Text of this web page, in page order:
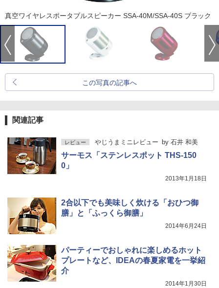
真空ワイヤレスポータブルスピーカー SSA-40M/SSA-40S ブラック
この写真の記事へ
関連記事
レビュー やじうまミニレビュー by 石井 和美
サーモス「ステンレスポット THS-150
0」
2013年1月18日
2合以下でも美味しく炊ける「おひつ御
膳」と「ふっくら御膳」
2014年6月24日
パーティーでおしゃれに楽しめるホット
プレートなど、IDEAの春夏家電を一挙紹
介
2014年1月30日